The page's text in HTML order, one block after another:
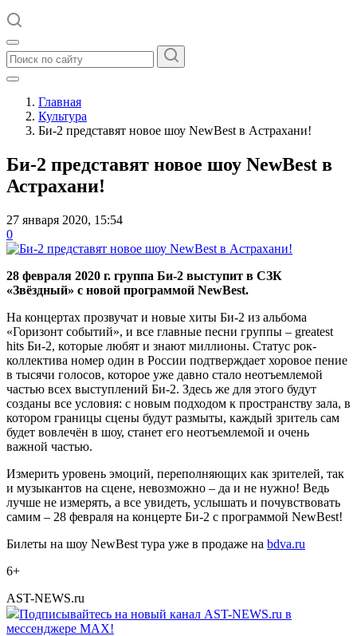
Главная
Культура
Би-2 представят новое шоу NewBest в Астрахани!
Би-2 представят новое шоу NewBest в
Астрахани!
27 января 2020, 15:54
0
28 февраля 2020 г. группа Би-2 выступит в СЗК
«Звёздный» с новой программой NewBest.
На концертах прозвучат и новые хиты Би-2 из альбома
«Горизонт событий», и все главные песни группы – greatest
hits Би-2, которые любят и знают миллионы. Статус рок-
коллектива номер один в России подтверждает хоровое пение
в тысячи голосов, которое уже давно стало неотъемлемой
частью всех выступлений Би-2. Здесь же для этого будут
созданы все условия: с новым подходом к пространству зала, в
котором границы сцены будут размыты, каждый зритель сам
будет вовлечён в шоу, станет его неотъемлемой и очень
важной частью.
Измерить уровень эмоций, переполняющих как зрителей, так
и музыкантов на сцене, невозможно – да и не нужно! Ведь
лучше не измерять, а все увидеть, услышать и почувствовать
самим – 28 февраля на концерте Би-2 с программой NewBest!
Билеты на шоу NewBest тура уже в продаже на bdva.ru
6+
AST-NEWS.ru
Подписывайтесь на новый канал AST-NEWS.ru в
мессенджере MAX!